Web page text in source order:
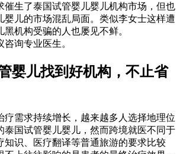
催生了泰国试管婴儿婴儿机构市场，但也
婴儿的市场混乱局面。类似李女士这样遭
机构受骗的人也屡见不鲜。
询专业医生。
婴儿找到好机构，不止省
疗需求持续增长，越来越多人选择地理位
泰国试管婴儿婴儿，然而跨境就医不同于
知识、医疗翻译等普通旅游的要求比较